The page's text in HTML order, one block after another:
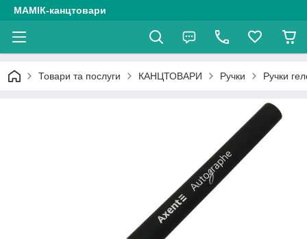
МАМІК-канцтовари
Товари та послуги КАНЦТОВАРИ Ручки Ручки